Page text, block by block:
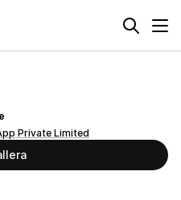
Private Limited